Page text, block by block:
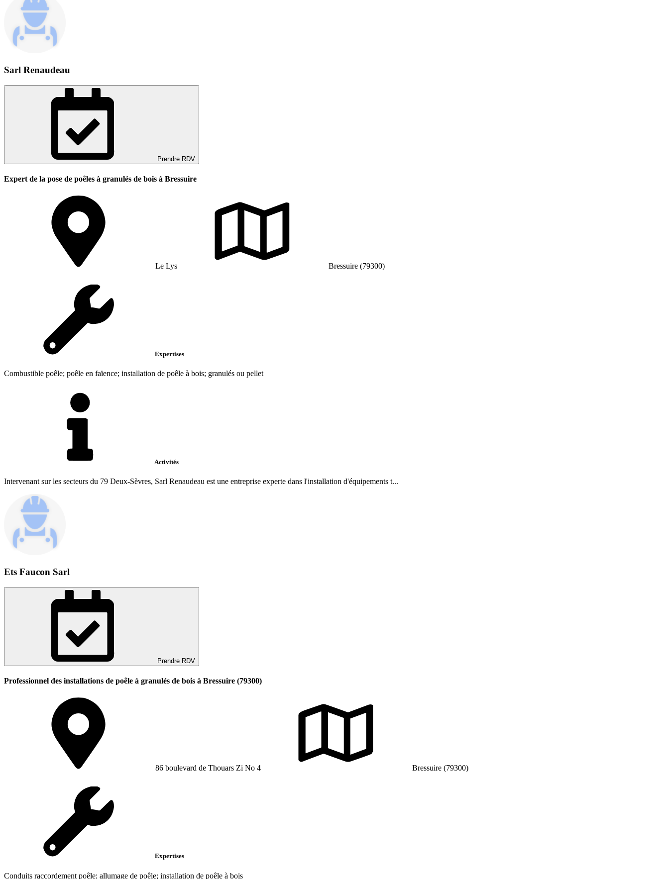
Sarl Renaudeau
Prendre RDV
Expert de la pose de poêles à granulés de bois à Bressuire
Le Lys Bressuire (79300)
Expertises
Combustible poêle; poêle en faïence; installation de poêle à bois; granulés ou pellet
Activités
Intervenant sur les secteurs du 79 Deux-Sèvres, Sarl Renaudeau est une entreprise experte dans l'installation d'équipements t...
Ets Faucon Sarl
Prendre RDV
Professionnel des installations de poêle à granulés de bois à Bressuire (79300)
86 boulevard de Thouars Zi No 4 Bressuire (79300)
Expertises
Conduits raccordement poêle; allumage de poêle; installation de poêle à bois